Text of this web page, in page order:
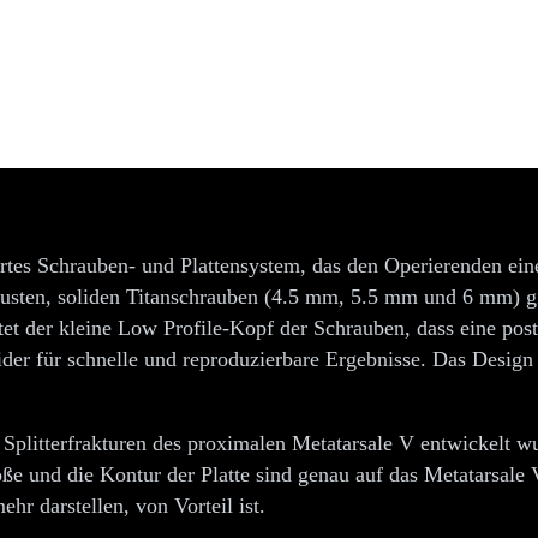
Schrauben- und Plattensystem, das den Operierenden
soliden Titanschrauben (4.5 mm, 5.5 mm und 6 mm)
der kleine Low Profile-Kopf der Schrauben, dass eine
für schnelle und reproduzierbare Ergebnisse. Das
des proximalen Metatarsale V entwickelt
und die Kontur der Platte sind genau auf das
darstellen, von Vorteil ist.